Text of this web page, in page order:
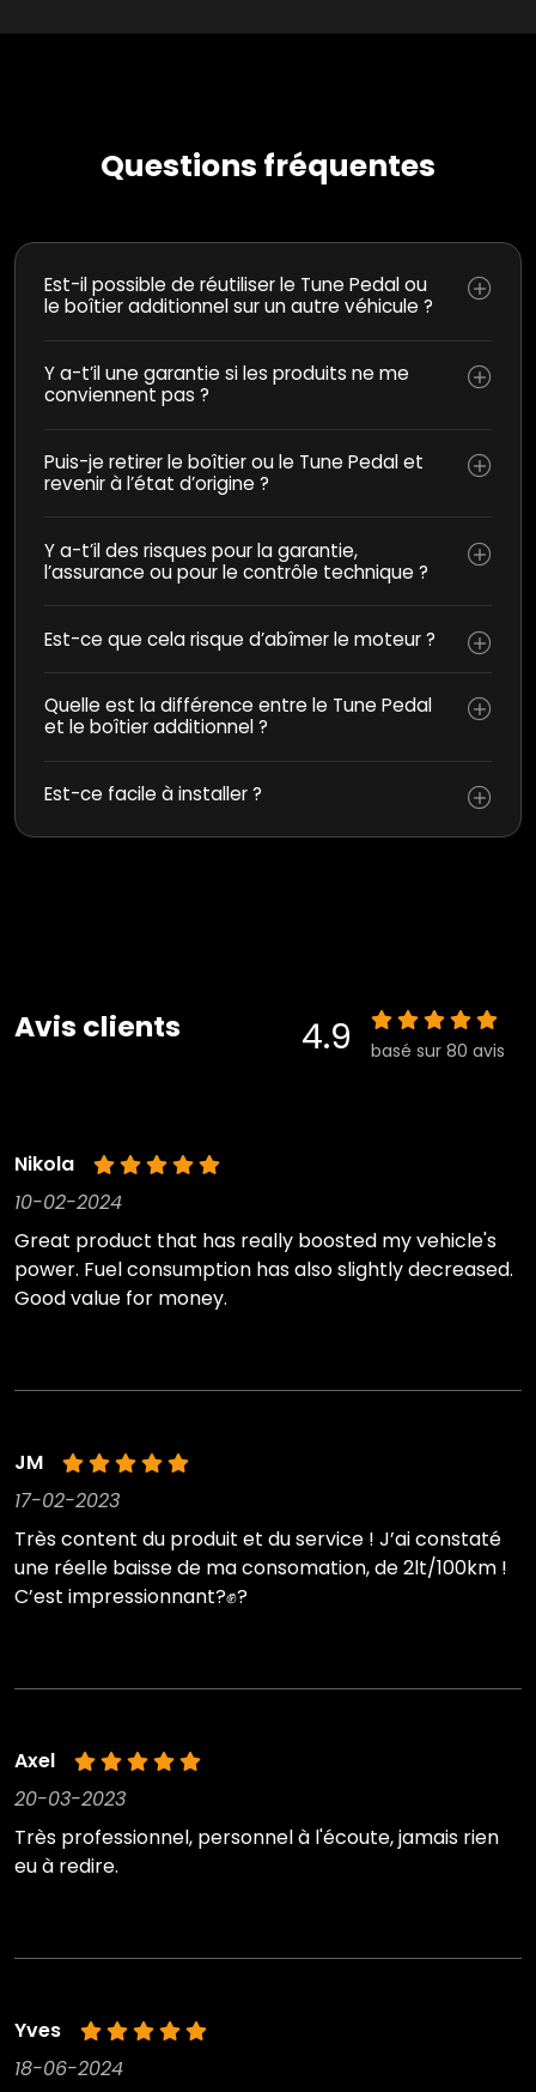
Questions fréquentes
Est-il possible de réutiliser le Tune Pedal ou
le boîtier additionnel sur un autre véhicule ?
Y a-t’il une garantie si les produits ne me
conviennent pas ?
Puis-je retirer le boîtier ou le Tune Pedal et
revenir à l’état d’origine ?
Y a-t’il des risques pour la garantie,
l’assurance ou pour le contrôle technique ?
Est-ce que cela risque d’abîmer le moteur ?
Quelle est la différence entre le Tune Pedal
et le boîtier additionnel ?
Est-ce facile à installer ?
Avis clients 4.9 basé sur 80 avis
Nikola
10-02-2024
Great product that has really boosted my vehicle's
power. Fuel consumption has also slightly decreased.
Good value for money.
JM
17-02-2023
Très content du produit et du service ! J’ai constaté
une réelle baisse de ma consomation, de 2lt/100km !
C’est impressionnant?✊?
Axel
20-03-2023
Très professionnel, personnel à l'écoute, jamais rien
eu à redire.
Yves
18-06-2024